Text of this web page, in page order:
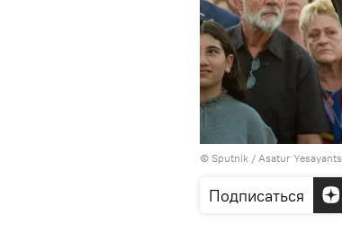
© Sputnik / Asatur Yesayants
Подписаться